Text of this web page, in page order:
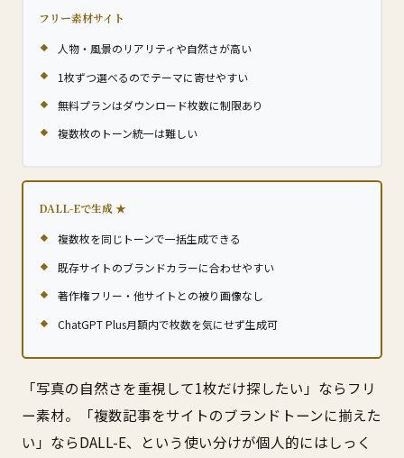
フリー素材サイト
人物・風景のリアリティや自然さが高い
1枚ずつ選べるのでテーマに寄せやすい
無料プランはダウンロード枚数に制限あり
複数枚のトーン統一は難しい
DALL-Eで生成
複数枚を同じトーンで一括生成できる
既存サイトのブランドカラーに合わせやすい
著作権フリー・他サイトとの被り画像なし
ChatGPT Plus月額内で枚数を気にせず生成可
「写真の自然さを重視して1枚だけ探したい」ならフリ
ー素材。「複数記事をサイトのブランドトーンに揃えた
い」ならDALL-E、という使い分けが個人的にはしっく